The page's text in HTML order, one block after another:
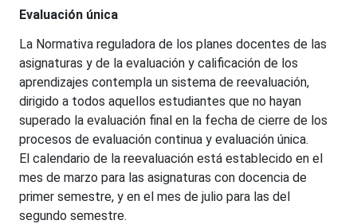
Evaluación única
La Normativa reguladora de los planes docentes de las
asignaturas y de la evaluación y calificación de los
aprendizajes contempla un sistema de reevaluación,
dirigido a todos aquellos estudiantes que no hayan
superado la evaluación final en la fecha de cierre de los
procesos de evaluación continua y evaluación única.
El calendario de la reevaluación está establecido en el
mes de marzo para las asignaturas con docencia de
primer semestre, y en el mes de julio para las del
segundo semestre.